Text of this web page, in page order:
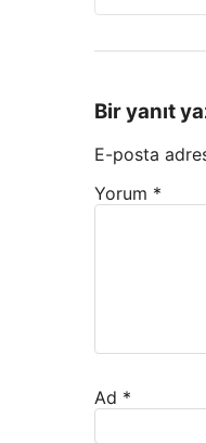
Bir yanıt
E-posta
Yorum *
Ad *